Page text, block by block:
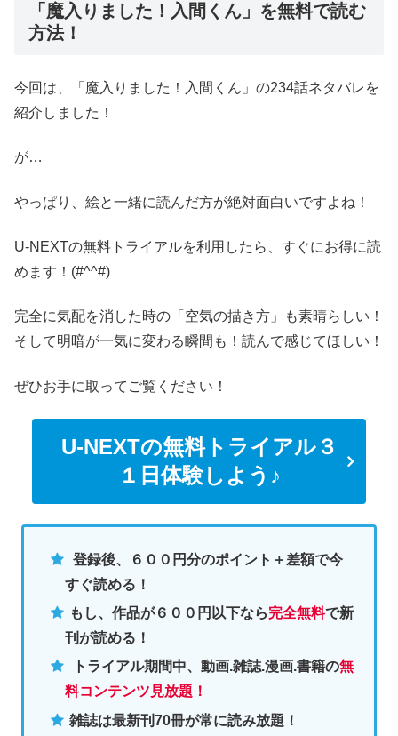
「魔入りました！入間くん」を無料で読む
方法！
今回は、「魔入りました！入間くん」の234話ネタバレを
紹介しました！
が…
やっぱり、絵と一緒に読んだ方が絶対面白いですよね！
U-NEXTの無料トライアルを利用したら、すぐにお得に読
めます！(#^^#)
完全に気配を消した時の「空気の描き方」も素晴らしい！
そして明暗が一気に変わる瞬間も！読んで感じてほしい！
ぜひお手に取ってご覧ください！
U-NEXTの無料トライアル３
１日体験しよう♪
登録後、６００円分のポイント＋差額で今
すぐ読める！
もし、作品が６００円以下なら完全無料で新
刊が読める！
トライアル期間中、動画.雑誌.漫画.書籍の無
料コンテンツ見放題！
雑誌は最新刊70冊が常に読み放題！